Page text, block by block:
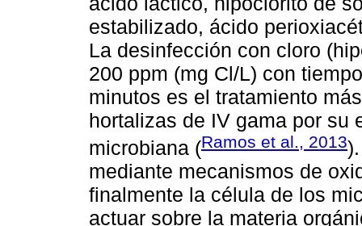
estabilizado, ácido
La desinfección con cloro
200 ppm (mg Cl/L) con
minutos es el tratamiento
hortalizas de IV gama por su
microbiana (Ramos et al., 2013
mediante mecanismos de
finalmente la célula de los
actuar sobre la materia